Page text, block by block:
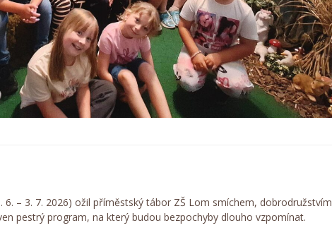
6. – 3. 7. 2026) ožil příměstský tábor ZŠ Lom smíchem, dobrodružstvím
pestrý program, na který budou bezpochyby dlouho vzpomínat.